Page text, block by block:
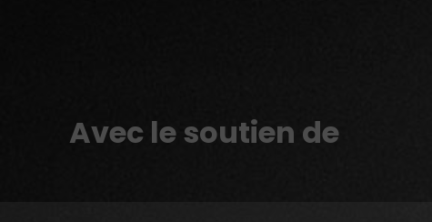
Avec le soutien de